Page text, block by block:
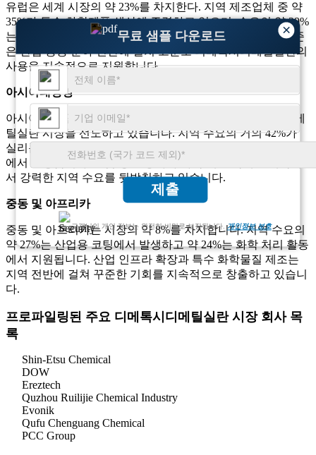
×
무료 샘플 다운로드
제출
고객님의 개인 정보는 완전히 비밀로 보장됩니다.개인정보 보호
유럽은 세계 시장의 약 23%를 차지한다. 지역 제조업체 중 약
35%가 특수 화학제품 생산에 주력하고 있으며, 수요의 약 29%
는 코팅 및 표면 처리 산업에서 발생합니다. 강력한 품질 표준
은 산업 응용 분야 전반에 걸쳐 고순도 디메톡시디메틸실란의
사용을 지속적으로 지원합니다.
아시아태평양
아시아 태평양 지역은 약 48%의 시장 점유율로 디메톡시디메
틸실란 시장을 선도하고 있습니다. 지역 수요의 거의 42%가
실리콘 제조에서 발생하고, 약 34%가 전자 및 특수 화학 산업
에서 발생합니다. 산업 생산 증가와 화학 제조 확대는 계속해
서 강력한 지역 수요를 뒷받침하고 있습니다.
중동 및 아프리카
중동 및 아프리카는 시장의 약 8%를 차지합니다. 지역 수요의
약 27%는 산업용 코팅에서 발생하고 약 24%는 화학 처리 활동
에서 지원됩니다. 산업 인프라 확장과 특수 화학물질 제조는
지역 전반에 걸쳐 꾸준한 기회를 지속적으로 창출하고 있습니
다.
프로파일링된 주요 디메톡시디메틸실란 시장 회사 목
록
Shin-Etsu Chemical
DOW
Ereztech
Quzhou Ruilijie Chemical Industry
Evonik
Qufu Chenguang Chemical
PCC Group